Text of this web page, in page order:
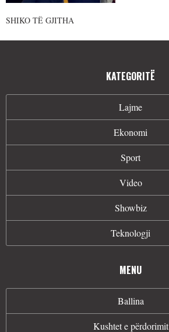
SHIKO TË GJITHA
KATEGORITË
Lajme
Ekonomi
Sport
Video
Showbiz
Teknologji
MENU
Ballina
Kushtet e përdorimit